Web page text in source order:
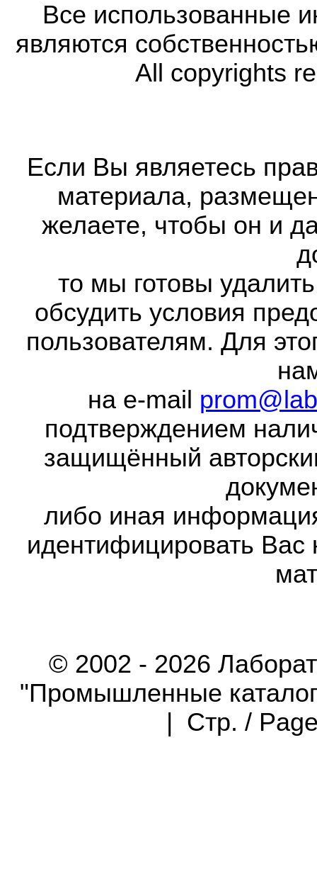
Все использованные
являются
All copyrights
Если Вы являетесь
материала,
желаете, чтобы он и
то мы готовы
обсудить условия
пользователям. Для
на e-mail
подтверждением
защищённый
либо иная
идентифицировать Вас
© 2002 - 2026
"Промышленные
| Стр. /